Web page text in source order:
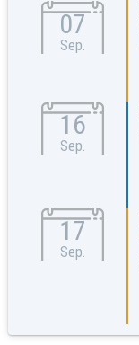
07
Sep.
16
Sep.
17
Sep.